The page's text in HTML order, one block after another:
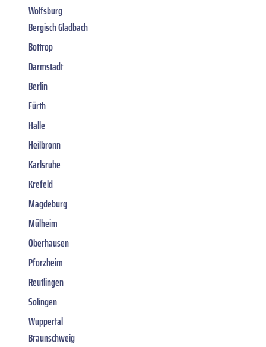
Wolfsburg
Bergisch Gladbach
Bottrop
Darmstadt
Berlin
Fürth
Halle
Heilbronn
Karlsruhe
Krefeld
Magdeburg
Mülheim
Oberhausen
Pforzheim
Reutlingen
Solingen
Wuppertal
Braunschweig